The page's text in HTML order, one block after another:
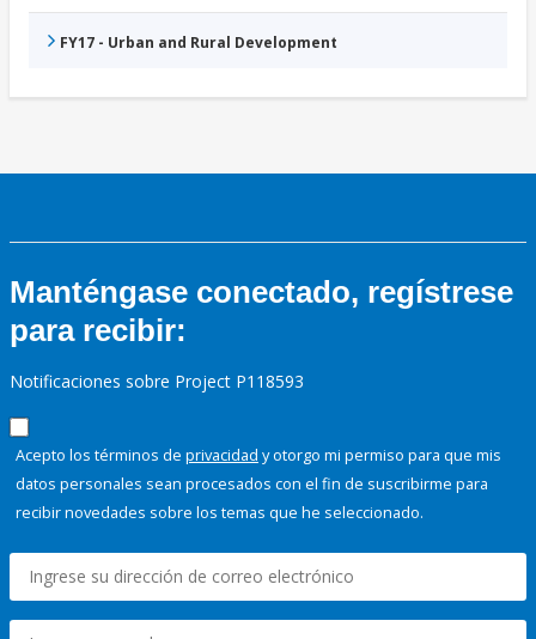
FY17 - Urban and Rural Development
Manténgase conectado, regístrese
para recibir:
Notificaciones sobre Project P118593
Acepto los términos de privacidad y otorgo mi permiso para que mis
datos personales sean procesados con el fin de suscribirme para
recibir novedades sobre los temas que he seleccionado.